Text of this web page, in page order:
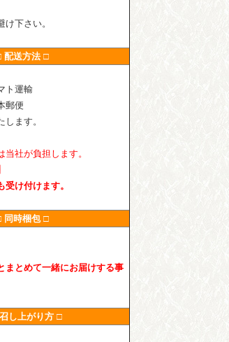
下さい。
配送方法 □
ト運輸
郵便
ます。
社が負担します。
け付けます。
同時梱包 □
まとめて一緒にお届けする事
し上がり方 □